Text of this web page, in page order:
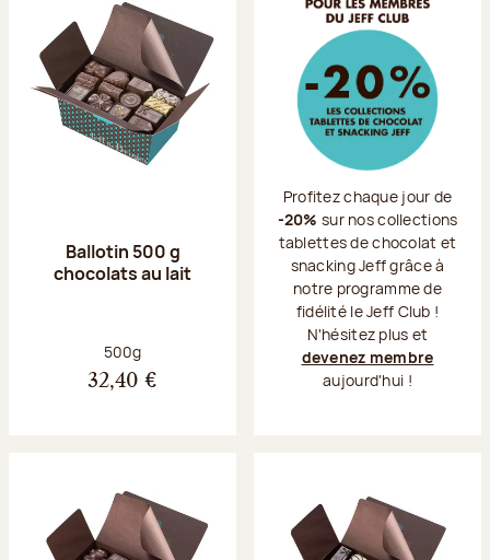
Ballotin 500 g
chocolats au lait
Poids net :
500g
32,40 €
Profitez chaque jour de
-20% sur nos collections
tablettes de chocolat et
snacking Jeff grâce à
notre programme de
fidélité le Jeff Club !
N'hésitez plus et
devenez membre
aujourd'hui !